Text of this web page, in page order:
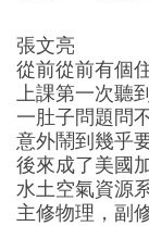
張文亮
從前從前有個
上課第一次聽
一肚子問題問
意外鬧到幾乎
後來成了美國
水土空氣資源
主修物理，副